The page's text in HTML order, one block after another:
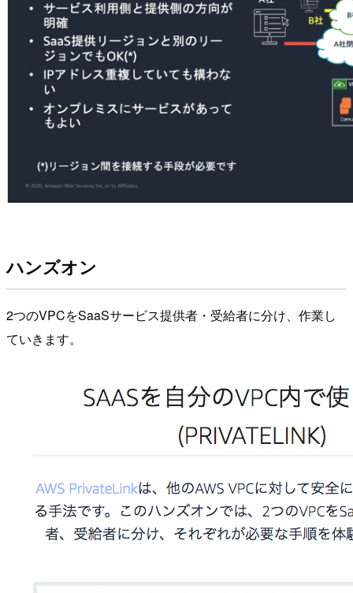
ハンズオン
2つのVPCをSaaSサービス提供者・受給者に分け、作業し
ていきます。